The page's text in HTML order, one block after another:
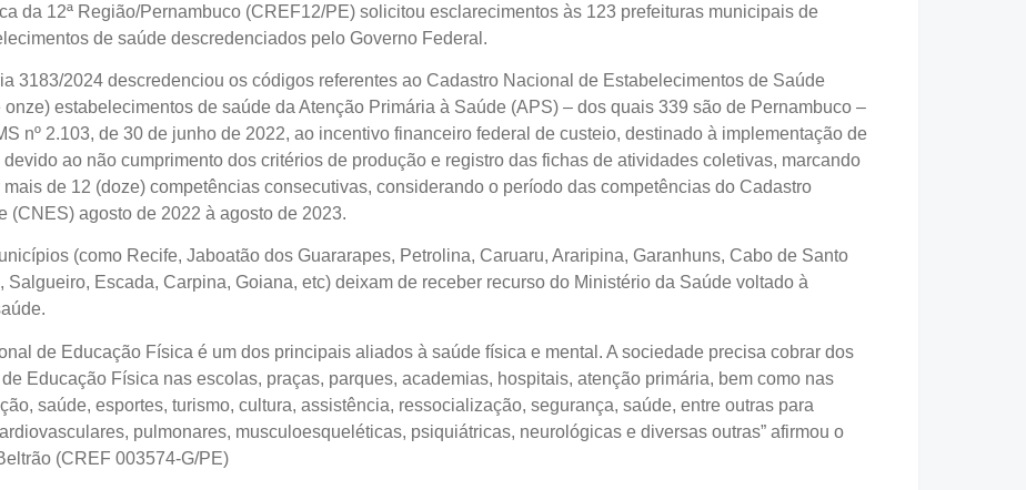
da 12ª Região/Pernambuco (CREF12/PE) solicitou esclarecimentos às 123 prefeituras municipais de
de saúde descredenciados pelo Governo Federal.
3183/2024 descredenciou os códigos referentes ao Cadastro Nacional de Estabelecimentos de Saúde
estabelecimentos de saúde da Atenção Primária à Saúde (APS) – dos quais 339 são de Pernambuco –
nº 2.103, de 30 de junho de 2022, ao incentivo financeiro federal de custeio, destinado à implementação de
ao não cumprimento dos critérios de produção e registro das fichas de atividades coletivas, marcando
de 12 (doze) competências consecutivas, considerando o período das competências do Cadastro
(CNES) agosto de 2022 à agosto de 2023.
(como Recife, Jaboatão dos Guararapes, Petrolina, Caruaru, Araripina, Garanhuns, Cabo de Santo
Escada, Carpina, Goiana, etc) deixam de receber recurso do Ministério da Saúde voltado à
de Educação Física é um dos principais aliados à saúde física e mental. A sociedade precisa cobrar dos
Educação Física nas escolas, praças, parques, academias, hospitais, atenção primária, bem como nas
saúde, esportes, turismo, cultura, assistência, ressocialização, segurança, saúde, entre outras para
pulmonares, musculoesqueléticas, psiquiátricas, neurológicas e diversas outras” afirmou o
(CREF 003574-G/PE)